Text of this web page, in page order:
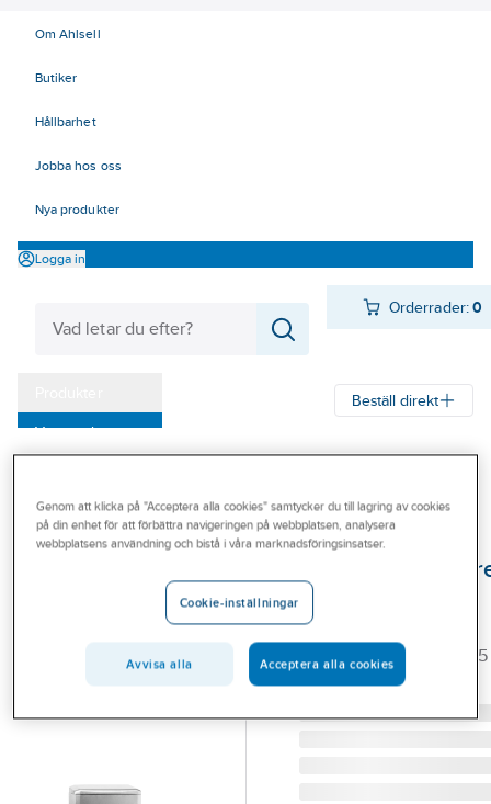
Om Ahlsell
Butiker
Hållbarhet
Jobba hos oss
Nya produkter
Logga in
Orderrader:0
Varumärken
Outlet
Branscher
Beställ direkt
KATRIN
SANITETSPÅSHÅLLARE
KATRIN ROSTFRI 993155
Lev. artikelnr: 993155
Genom att klicka på "Acceptera alla cookies" samtycker du till lagring av cookies
på din enhet för att förbättra navigeringen på webbplatsen, analysera
webbplatsens användning och bistå i våra marknadsföringsinsatser.
Cookie-inställningar
Avvisa alla Acceptera alla cookies